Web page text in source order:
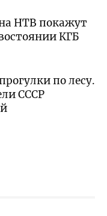
НТВ покажут
КГБ
по лесу.
СССР